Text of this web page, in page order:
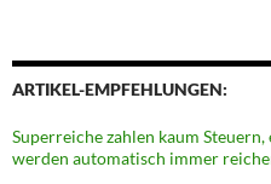
ARTIKEL-EMPFEHLUNGEN:
Superreiche zahlen kaum
werden automatisch immer